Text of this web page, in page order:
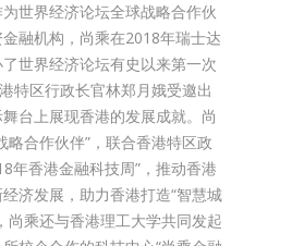
世界经济论坛全球战略合作伙
融机构，尚乘在2018年瑞士达
世界经济论坛有史以来第一次
特区行政长官林郑月娥受邀出
台上展现香港的发展成就。尚
略合作伙伴”，联合香港特区政
年香港金融科技周”，推动香港
济发展，助力香港打造“智慧城
尚乘还与香港理工大学共同发起